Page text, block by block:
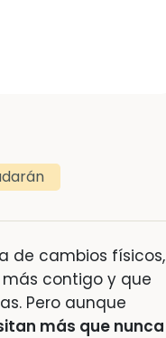
de cambios físicos,
contigo y que
Pero aunque
más que nunca